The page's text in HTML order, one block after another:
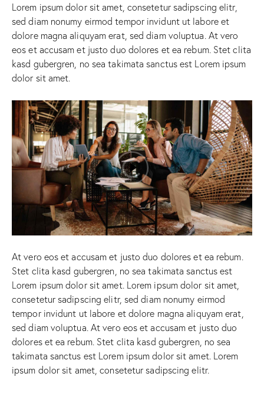
Lorem ipsum dolor sit amet, consetetur sadipscing elitr,
sed diam nonumy eirmod tempor invidunt ut labore et
dolore magna aliquyam erat, sed diam voluptua. At vero
eos et accusam et justo duo dolores et ea rebum. Stet clita
kasd gubergren, no sea takimata sanctus est Lorem ipsum
dolor sit amet.
At vero eos et accusam et justo duo dolores et ea rebum.
Stet clita kasd gubergren, no sea takimata sanctus est
Lorem ipsum dolor sit amet. Lorem ipsum dolor sit amet,
consetetur sadipscing elitr, sed diam nonumy eirmod
tempor invidunt ut labore et dolore magna aliquyam erat,
sed diam voluptua. At vero eos et accusam et justo duo
dolores et ea rebum. Stet clita kasd gubergren, no sea
takimata sanctus est Lorem ipsum dolor sit amet. Lorem
ipsum dolor sit amet, consetetur sadipscing elitr.